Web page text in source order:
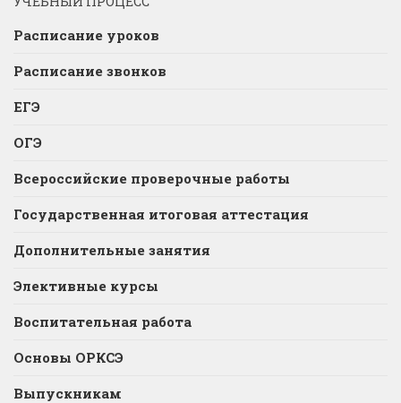
Расписание уроков
Расписание звонков
ЕГЭ
ОГЭ
Всероссийские проверочные работы
Государственная итоговая аттестация
Дополнительные занятия
Элективные курсы
Воспитательная работа
Основы ОРКСЭ
Выпускникам